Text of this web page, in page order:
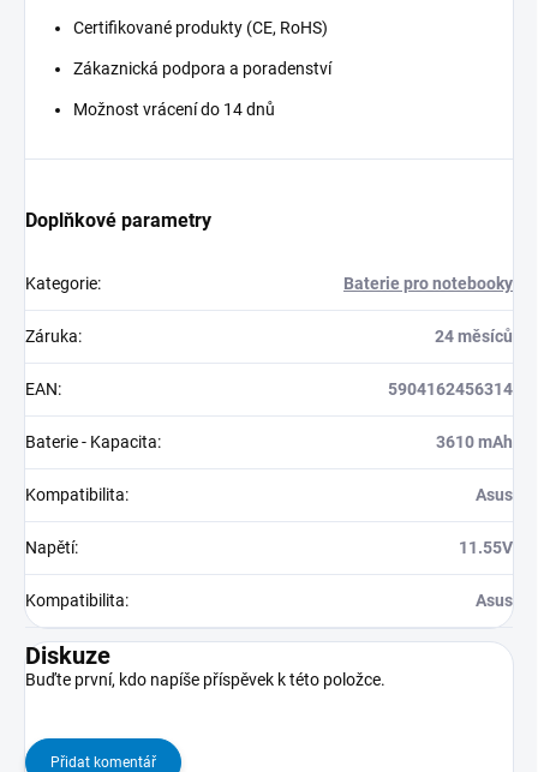
Certifikované produkty (CE, RoHS)
Zákaznická podpora a poradenství
Možnost vrácení do 14 dnů
Doplňkové parametry
Kategorie: Baterie pro notebooky
Záruka: 24 měsíců
EAN: 5904162456314
Baterie - Kapacita: 3610 mAh
Kompatibilita: Asus
Napětí: 11.55V
Kompatibilita: Asus
Diskuze
Buďte první, kdo napíše příspěvek k této položce.
Přidat komentář